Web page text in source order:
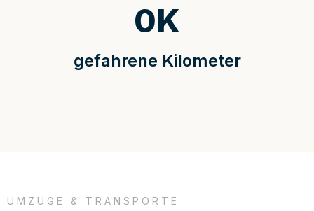
gefahrene Kilometer
0K
UMZÜGE & TRANSPORTE